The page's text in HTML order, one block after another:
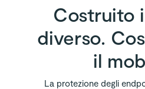
Costruito
diverso.
il
La protezione degli